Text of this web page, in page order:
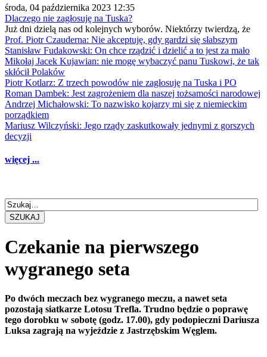
środa, 04 października 2023 12:35
Dlaczego nie zagłosuję na Tuska?
Już dni dzielą nas od kolejnych wyborów. Niektórzy twierdzą, że
Prof. Piotr Czauderna: Nie akceptuję, gdy gardzi się słabszym
Stanisław Fudakowski: On chce rządzić i dzielić a to jest za mało
Mikołaj Jacek Kujawian: nie mogę wybaczyć panu Tuskowi, że tak
skłócił Polaków
Piotr Kotlarz: Z trzech powodów nie zagłosuję na Tuska i PO
Roman Dambek: Jest zagrożeniem dla naszej tożsamości narodowej
Andrzej Michałowski: To nazwisko kojarzy mi się z niemieckim
porządkiem
Mariusz Wilczyński: Jego rządy zaskutkowały jednymi z gorszych
decyzji
więcej ...
SZUKAJ
Czekanie na pierwszego
wygranego seta
Po dwóch meczach bez wygranego meczu, a nawet seta
pozostają siatkarze Lotosu Trefla. Trudno będzie o poprawę
tego dorobku w sobotę (godz. 17.00), gdy podopieczni Dariusza
Luksa zagrają na wyjeździe z Jastrzębskim Węglem.